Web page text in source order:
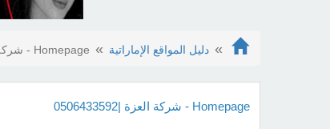
دليل المواقع الإماراتية Homepage - شركة العزة |0506433592
Homepage - شركة العزة |0506433592